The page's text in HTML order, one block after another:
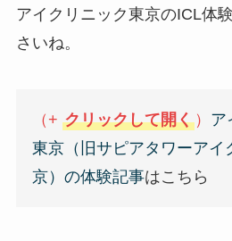
アイクリニック東京のICL体
さいね。
（+ クリックして開く） ア
東京（旧サピアタワーアイ
京）の体験記事はこちら